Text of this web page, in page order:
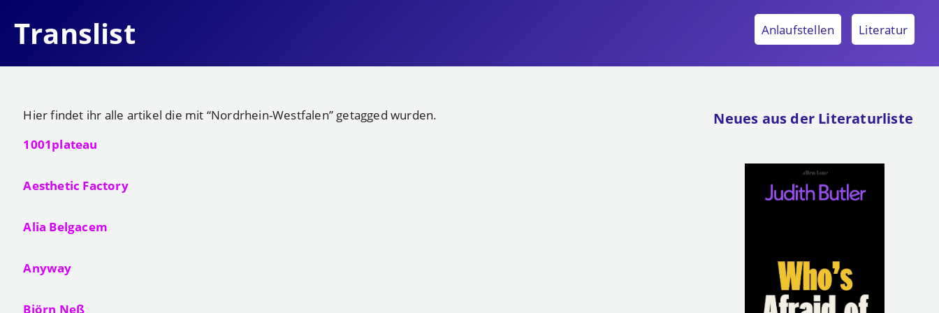
Translist Anlaufstellen Literatur
Hier findet ihr alle artikel die mit “Nordrhein-Westfalen” getagged wurden.
1001plateau
Aesthetic Factory
Alia Belgacem
Anyway
Björn Neß
Neues aus der Literaturliste